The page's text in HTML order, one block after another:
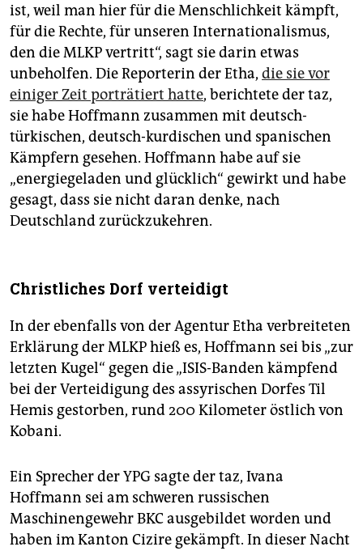
ist, weil man hier für die Menschlichkeit kämpft,
für die Rechte, für unseren Internationalismus,
den die MLKP vertritt“, sagt sie darin etwas
unbeholfen. Die Reporterin der Etha, die sie vor
einiger Zeit porträtiert hatte, berichtete der taz,
sie habe Hoffmann zusammen mit deutsch-
türkischen, deutsch-kurdischen und spanischen
Kämpfern gesehen. Hoffmann habe auf sie
„energiegeladen und glücklich“ gewirkt und habe
gesagt, dass sie nicht daran denke, nach
Deutschland zurückzukehren.
Christliches Dorf verteidigt
In der ebenfalls von der Agentur Etha verbreiteten
Erklärung der MLKP hieß es, Hoffmann sei bis „zur
letzten Kugel“ gegen die „ISIS-Banden kämpfend
bei der Verteidigung des assyrischen Dorfes Til
Hemis gestorben, rund 200 Kilometer östlich von
Kobani.
Ein Sprecher der YPG sagte der taz, Ivana
Hoffmann sei am schweren russischen
Maschinengewehr BKC ausgebildet worden und
haben im Kanton Cizire gekämpft. In dieser Nacht